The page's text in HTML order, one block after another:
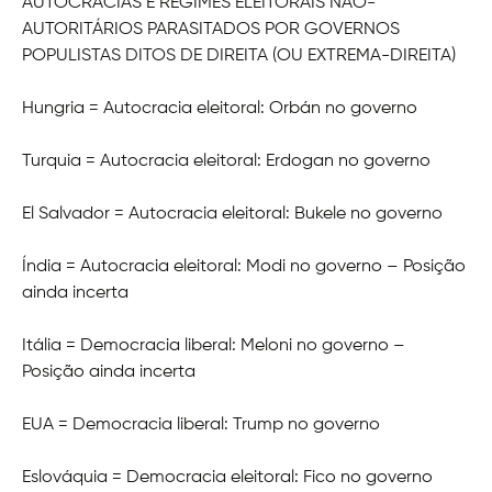
AUTOCRACIAS E REGIMES ELEITORAIS NÃO-
AUTORITÁRIOS PARASITADOS POR GOVERNOS
POPULISTAS DITOS DE DIREITA (OU EXTREMA-DIREITA)
Hungria = Autocracia eleitoral: Orbán no governo
Turquia = Autocracia eleitoral: Erdogan no governo
El Salvador = Autocracia eleitoral: Bukele no governo
Índia = Autocracia eleitoral: Modi no governo – Posição
ainda incerta
Itália = Democracia liberal: Meloni no governo –
Posição ainda incerta
EUA = Democracia liberal: Trump no governo
Eslováquia = Democracia eleitoral: Fico no governo